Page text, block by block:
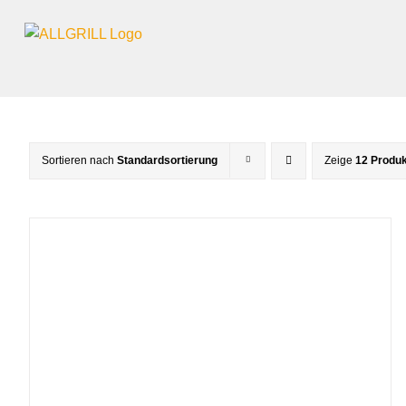
Inhalt
Sortieren nach Standardsortierung Zeige 12